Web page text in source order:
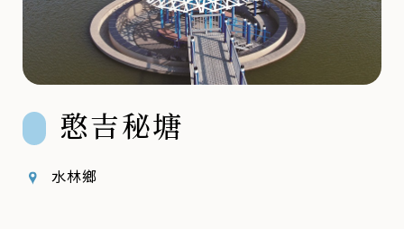
憨吉秘塘
水林鄉